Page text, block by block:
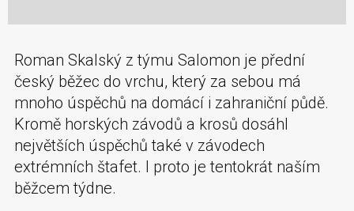
Roman Skalský z týmu Salomon je přední
český běžec do vrchu, který za sebou má
mnoho úspěchů na domácí i zahraniční půdě.
Kromě horských závodů a krosů dosáhl
největších úspěchů také v závodech
extrémních štafet. I proto je tentokrát naším
běžcem týdne.